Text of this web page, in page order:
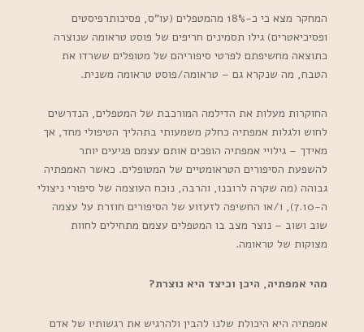
המחקר מצא כי כ-18% מהמטפלים (עו”ס, פסיכותרפיסטים
ופסיכיאטרים) גילו תסמינים חריפים של פוסט טראומה שנוצרה
כתוצאה מחשיפתם לפרטי סיפוריהם של מטופלים ששרדו את
הטבח, מה שנקרא גם – טראומה/פוסט טראומה משנית.
החוקרות מעלות את הדילמה המורכבת של המטפלים, הנדרשים
לחוש ולגלות אמפתיה כחלק משמעותי בתהליך הטיפולי מחד, אך
מאידך – גילויי אמפתיה הופכים אותם עצמם פגיעים יותר
להשפעת הסיפורים הטראומטיים של המטופלים. כאשר האמפתיה
גבוהה (מה שקרה לרובנו, והרבה, נוכח העוצמה של סיפורי ניצולי
ה-7.10), ו/או החשיפה לזעזוע של הסיפורים חוזרת על עצמה
שוב ושוב – נוצר מצב בו המטפלים עצמם מתחילים לחוות
מצוקות של טראומה.
מהי אמפתיה, היכן וכיצד היא נוצרת?
אמפתיה היא היכולת שלנו להבין ולהרגיש את רגשותיו של אדם